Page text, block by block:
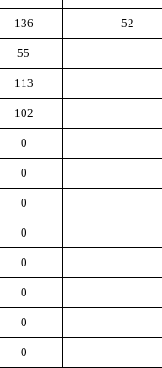
136 52
55
113
102
0
0
0
0
0
0
0
0